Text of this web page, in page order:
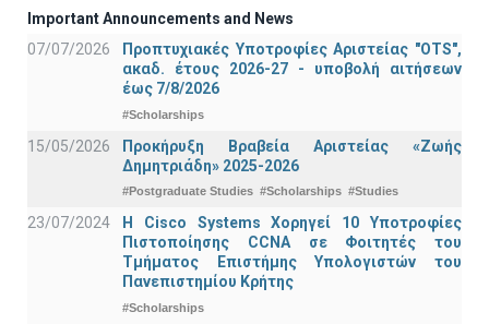
Important Announcements and News
07/07/2026
Προπτυχιακές Υποτροφίες Αριστείας "OTS",
ακαδ. έτους 2026-27 - υποβολή αιτήσεων
έως 7/8/2026
#Scholarships
15/05/2026
Προκήρυξη Βραβεία Αριστείας «Ζωής
Δημητριάδη» 2025-2026
#Postgraduate Studies #Scholarships #Studies
23/07/2024
Η Cisco Systems Χορηγεί 10 Υποτροφίες
Πιστοποίησης CCNA σε Φοιτητές του
Τμήματος Επιστήμης Υπολογιστών του
Πανεπιστημίου Κρήτης
#Scholarships